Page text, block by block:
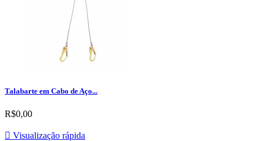
Talabarte em Cabo de Aço...
R$0,00
 Visualização rápida